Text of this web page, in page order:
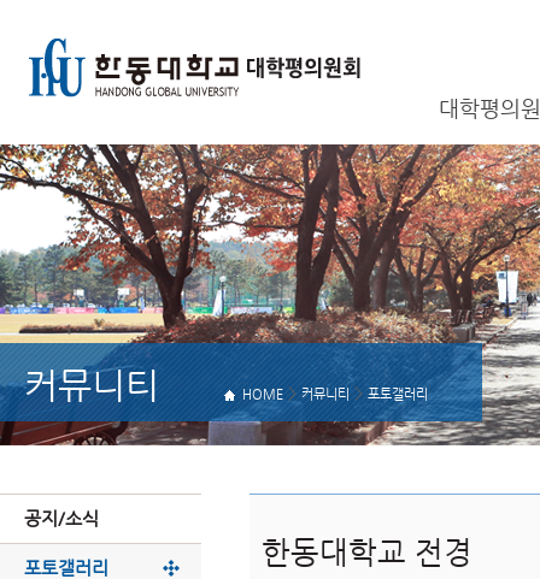
대학평의
커뮤니티 >포토갤러리
>커뮤니티
HOME
공지/소식
포토갤러리 한동대학교 전경